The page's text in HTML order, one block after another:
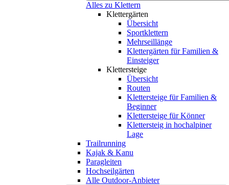
Alles zu Klettern
Klettergärten
Übersicht
Sportklettern
Mehrseillänge
Klettergärten für Familien &
Einsteiger
Klettersteige
Übersicht
Routen
Klettersteige für Familien &
Beginner
Klettersteige für Könner
Klettersteig in hochalpiner
Lage
Trailrunning
Kajak & Kanu
Paragleiten
Hochseilgärten
Alle Outdoor-Anbieter